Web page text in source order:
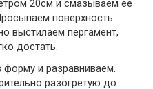
20см и смазываем ее
поверхность
выстилаем пергамент,
достать.
и разравниваем.
разогретую до